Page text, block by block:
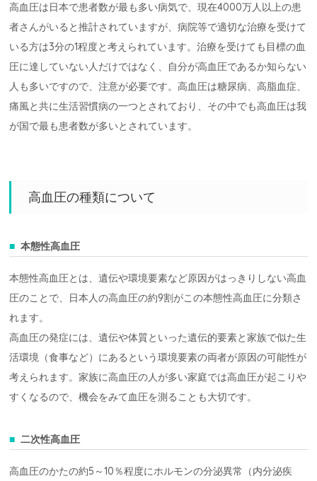
高血圧は日本で患者数が最も多い病気で、現在4000万人以上の患
者さんがいると推計されていますが、病院等で適切な治療を受けて
いる方は3分の1程度と考えられています。治療を受けても目標の血
圧に達していない人だけではなく、自分が高血圧であるか知らない
人も多いですので、注意が必要です。高血圧は糖尿病、高脂血症、
痛風と共に生活習慣病の一つとされており、その中でも高血圧は我
が国で最も患者数が多いとされています。
高血圧の種類について
本態性高血圧
本態性高血圧とは、遺伝や環境要素など原因がはっきりしない高血
圧のことで、日本人の高血圧の約9割がこの本態性高血圧に分類さ
れます。
高血圧の発症には、遺伝や体質といった遺伝的要素と家族で似た生
活環境（食事など）にあるという環境要素の両者が原因の可能性が
考えられます。家族に高血圧の人が多い家庭では高血圧が起こりや
すくなるので、機会をみて血圧を測ることも大切です。
二次性高血圧
高血圧のかたの約5～10％程度にホルモンの分泌異常（内分泌疾